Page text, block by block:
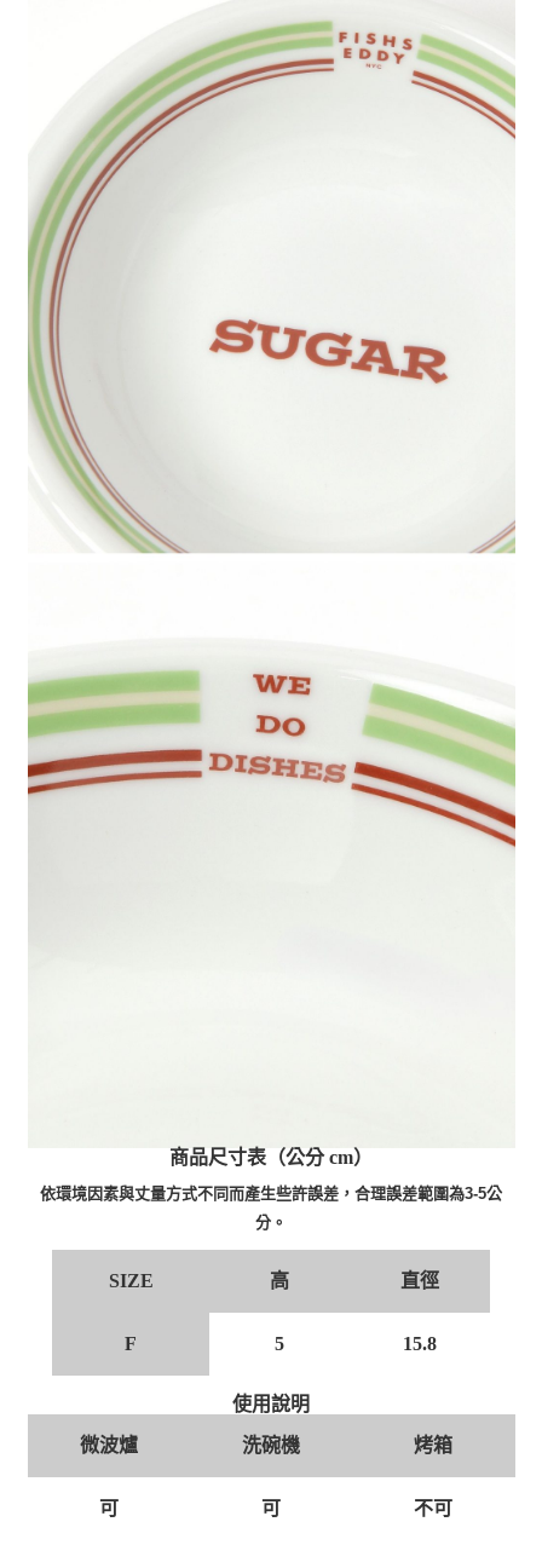
商品尺寸表（公分 cm）
依環境因素與丈量方式不同而產生些許誤差，合理誤差範圍為3-5公
分。
SIZE 高 直徑
F 5 15.8
使用說明
微波爐
洗碗機 烤箱
可 可 不可